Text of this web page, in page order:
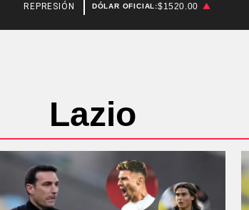
REPRESIÓN SANTIAGO BAUSILI
DÓLAR OFICIAL:$1520.00
Lazio